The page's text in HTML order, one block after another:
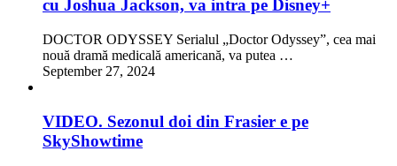
cu Joshua Jackson, va intra pe Disney+
DOCTOR ODYSSEY Serialul „Doctor Odyssey”, cea mai
nouă dramă medicală americană, va putea …
September 27, 2024
VIDEO. Sezonul doi din Frasier e pe
SkyShowtime